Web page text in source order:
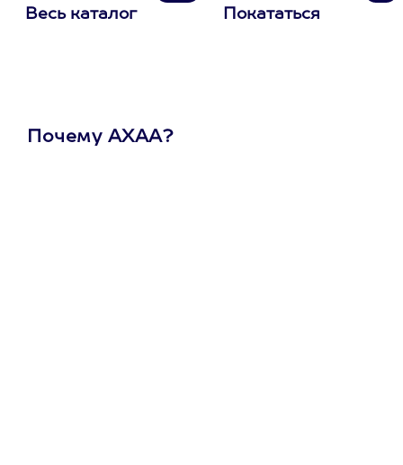
Весь каталог Покататься
Почему АХАА?